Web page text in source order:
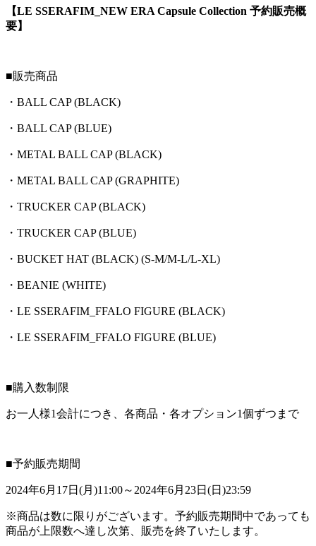
【LE SSERAFIM_NEW ERA Capsule Collection 予約販売概
要】
■販売商品
・BALL CAP (BLACK)
・BALL CAP (BLUE)
・METAL BALL CAP (BLACK)
・METAL BALL CAP (GRAPHITE)
・TRUCKER CAP (BLACK)
・TRUCKER CAP (BLUE)
・BUCKET HAT (BLACK) (S-M/M-L/L-XL)
・BEANIE (WHITE)
・LE SSERAFIM_FFALO FIGURE (BLACK)
・LE SSERAFIM_FFALO FIGURE (BLUE)
■購入数制限
お一人様1会計につき、各商品・各オプション1個ずつまで
■予約販売期間
2024年6月17日(月)11:00～2024年6月23日(日)23:59
※商品は数に限りがございます。予約販売期間中であっても
商品が上限数へ達し次第、販売を終了いたします。